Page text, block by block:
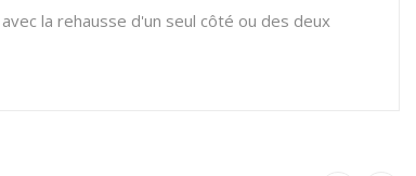
la rehausse d'un seul côté ou des deux